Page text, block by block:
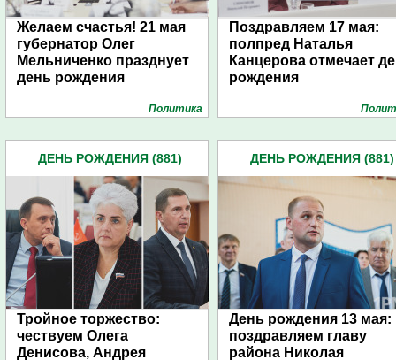
Желаем счастья! 21 мая
губернатор Олег
Мельниченко празднует
день рождения
Политика
Поздравляем 17 мая:
полпред Наталья
Канцерова отмечает
рождения
ДЕНЬ РОЖДЕНИЯ (881)
Тройное торжество:
чествуем Олега
Денисова, Андрея
ДЕНЬ РОЖДЕНИЯ (881)
День рождения 13 мая:
поздравляем главу
района Николая